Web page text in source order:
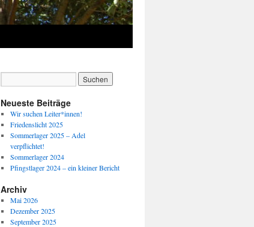
Neueste Beiträge
Wir suchen Leiter*innen!
Friedenslicht 2025
Sommerlager 2025 – Adel
verpflichtet!
Sommerlager 2024
Pfingstlager 2024 – ein kleiner Bericht
Archiv
Mai 2026
Dezember 2025
September 2025